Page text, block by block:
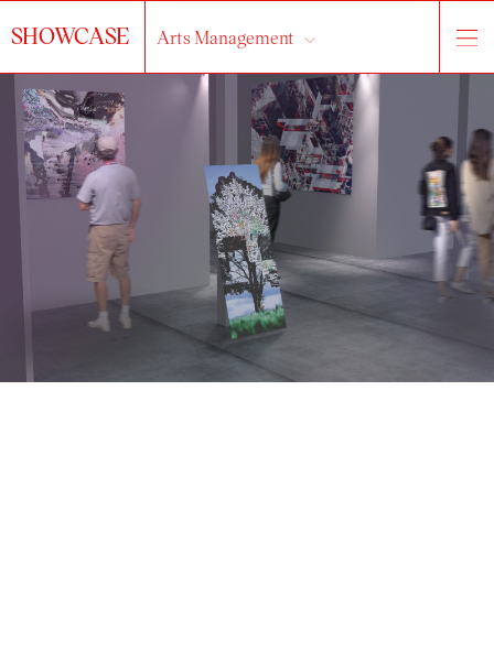
SHOWCASE Arts Management